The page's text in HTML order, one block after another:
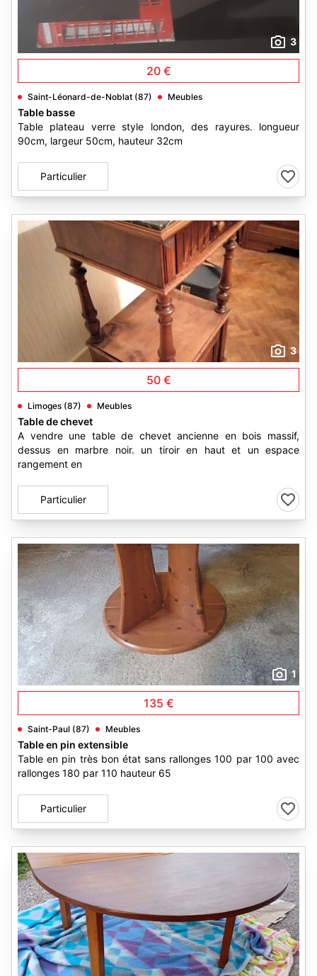
3
20 €
Saint-Léonard-de-Noblat (87) Meubles
Table basse
Table plateau verre style london, des rayures. longueur
90cm, largeur 50cm, hauteur 32cm
Particulier
3
50 €
Limoges (87) Meubles
Table de chevet
A vendre une table de chevet ancienne en bois massif,
dessus en marbre noir. un tiroir en haut et un espace
rangement en
Particulier
1
135 €
Saint-Paul (87) Meubles
Table en pin extensible
Table en pin très bon état sans rallonges 100 par 100 avec
rallonges 180 par 110 hauteur 65
Particulier